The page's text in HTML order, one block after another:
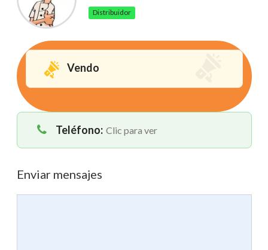
Distribuidor
Vendo
Teléfono: Clic para ver
Enviar mensajes